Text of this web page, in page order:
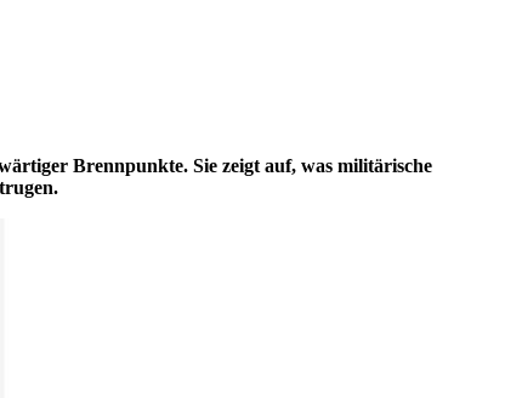
Brennpunkte. Sie zeigt auf, was militärische